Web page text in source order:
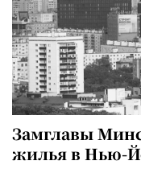
Замглавы
жилья в Нью-